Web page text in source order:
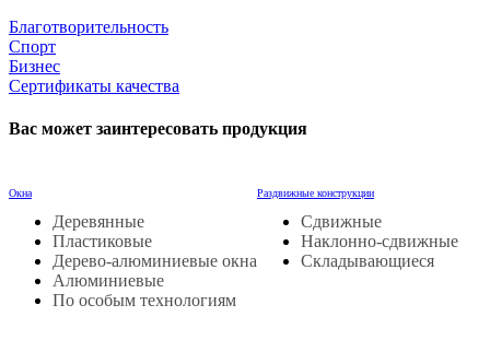
Благотворительность
Спорт
Бизнес
Сертификаты качества
Вас может заинтересовать продукция
Окна
Деревянные
Пластиковые
Дерево-алюминиевые окна
Алюминиевые
По особым технологиям
Раздвижные конструкции
Сдвижные
Наклонно-сдвижные
Складывающиеся